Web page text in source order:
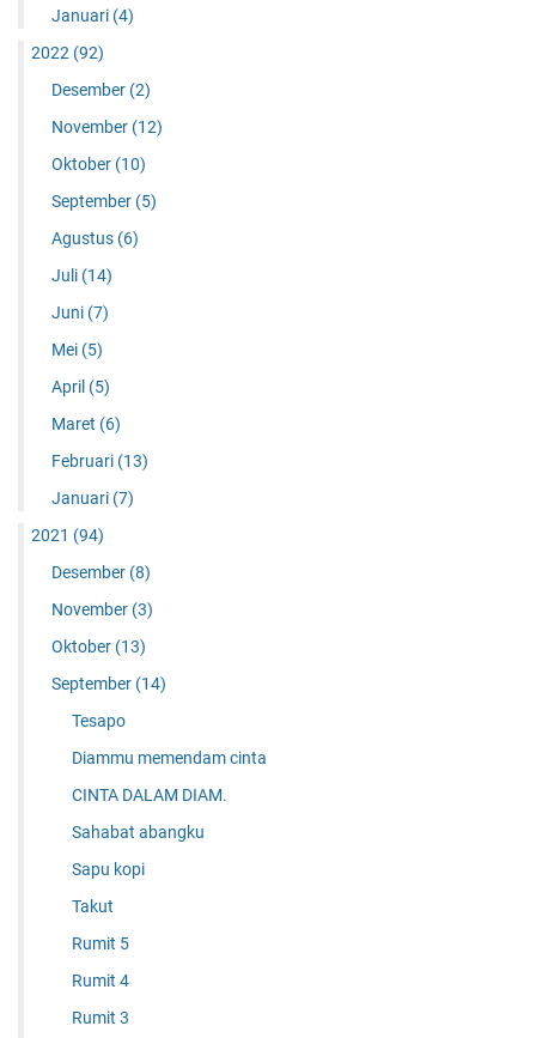
Januari (4)
2022 (92)
Desember (2)
November (12)
Oktober (10)
September (5)
Agustus (6)
Juli (14)
Juni (7)
Mei (5)
April (5)
Maret (6)
Februari (13)
Januari (7)
2021 (94)
Desember (8)
November (3)
Oktober (13)
September (14)
Tesapo
Diammu memendam cinta
CINTA DALAM DIAM.
Sahabat abangku
Sapu kopi
Takut
Rumit 5
Rumit 4
Rumit 3